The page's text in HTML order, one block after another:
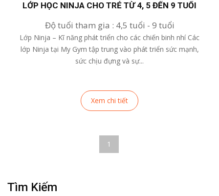
LỚP HỌC NINJA CHO TRẺ TỪ 4, 5 ĐẾN 9 TUỔI
Độ tuổi tham gia : 4,5 tuổi - 9 tuổi
Lớp Ninja – Kĩ năng phát triển cho các chiến binh nhí Các
lớp Ninja tại My Gym tập trung vào phát triển sức mạnh,
sức chịu đựng và sự...
Xem chi tiết
1
Tìm Kiếm